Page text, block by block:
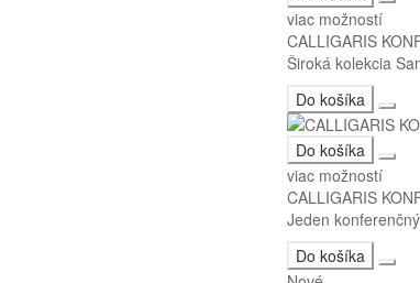
viac možností
CALLIGARIS
Široká kolekcia
Do košíka
Do košíka
viac možností
CALLIGARIS
Jeden
Do košíka